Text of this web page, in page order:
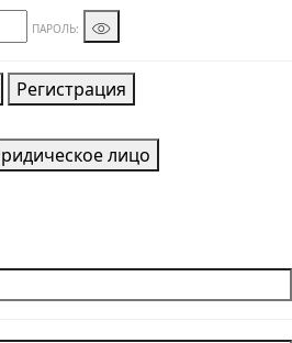
ПАРОЛЬ:
Регистрация
лицо